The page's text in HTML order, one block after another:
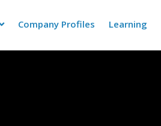
Company Profiles Learning